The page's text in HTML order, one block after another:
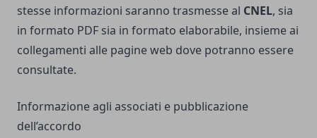
stesse informazioni saranno trasmesse al CNEL, sia
in formato PDF sia in formato elaborabile, insieme ai
collegamenti alle pagine web dove potranno essere
consultate.
Informazione agli associati e pubblicazione
dell’accordo